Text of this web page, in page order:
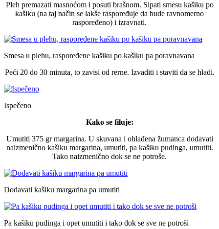
Pleh premazati masnoćom i posuti brašnom. Sipati smesu kašiku po
kašiku (na taj način se lakše raspoređuje da bude ravnomerno
raspoređeno) i izravnati.
Smesa u plehu, raspoređene kašiku po kašiku pa poravnavana
Peći 20 do 30 minuta, to zavisi od rerne. Izvaditi i staviti da se hladi.
Ispečeno
Kako se filuje:
Umutiti 375 gr margarina. U skuvana i ohlađena žumanca dodavati
naizmenično kašiku margarina, umutiti, pa kašiku pudinga, umutiti.
Tako naizmenično dok se ne potroše.
Dodavati kašiku margarina pa umutiti
Pa kašiku pudinga i opet umutiti i tako dok se sve ne potroši